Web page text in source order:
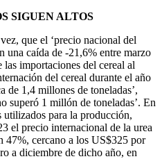
SIGUEN ALTOS
que el ‘precio nacional del
una caída de -21,6% entre marzo
las importaciones del cereal al
del cereal durante el año
de 1,4 millones de toneladas’,
superó 1 millón de toneladas’. En
utilizados para la producción,
el precio internacional de la urea
47%, cercano a los US$325 por
a diciembre de dicho año, en